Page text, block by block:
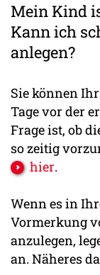
Mein Kind
Kann ich
anlegen?
Sie können
Tage vor der
Frage ist, ob
so zeitig
hier.
Wenn es in
Vormerkung
anzulegen,
an. Näheres